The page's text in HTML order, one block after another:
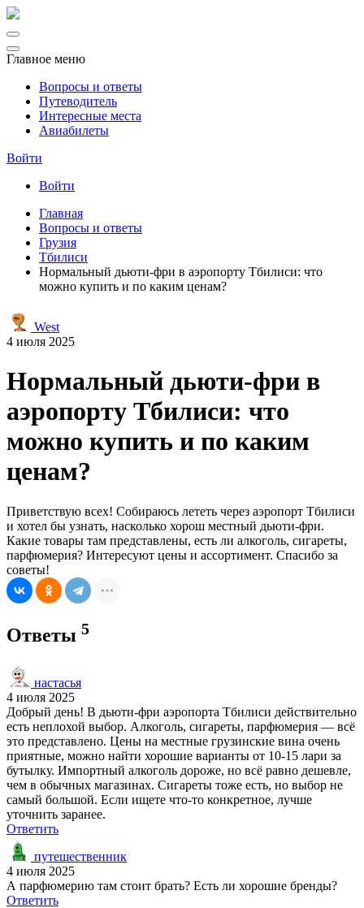
Главное меню
Вопросы и ответы
Путеводитель
Интересные места
Авиабилеты
Войти
Войти
Главная
Вопросы и ответы
Грузия
Тбилиси
Нормальный дьюти-фри в аэропорту Тбилиси: что
можно купить и по каким ценам?
West
4 июля 2025
Нормальный дьюти-фри в
аэропорту Тбилиси: что
можно купить и по каким
ценам?
Приветствую всех! Собираюсь лететь через аэропорт Тбилиси
и хотел бы узнать, насколько хорош местный дьюти-фри.
Какие товары там представлены, есть ли алкоголь, сигареты,
парфюмерия? Интересуют цены и ассортимент. Спасибо за
советы!
Ответы 5
настасья
4 июля 2025
Добрый день! В дьюти-фри аэропорта Тбилиси действительно
есть неплохой выбор. Алкоголь, сигареты, парфюмерия — всё
это представлено. Цены на местные грузинские вина очень
приятные, можно найти хорошие варианты от 10-15 лари за
бутылку. Импортный алкоголь дороже, но всё равно дешевле,
чем в обычных магазинах. Сигареты тоже есть, но выбор не
самый большой. Если ищете что-то конкретное, лучше
уточнить заранее.
Ответить
путешественник
4 июля 2025
А парфюмерию там стоит брать? Есть ли хорошие бренды?
Ответить